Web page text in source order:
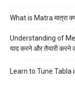
What is Matra मात्रा
Understanding of
याद करने और तैयारी करने
Learn to Tune Tabla